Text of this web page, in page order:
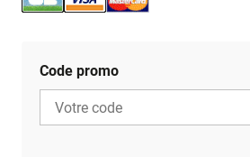
Code promo